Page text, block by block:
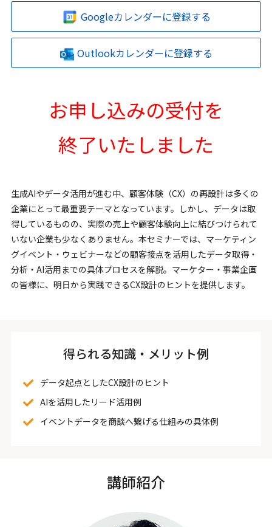
Googleカレンダーに登録する
Outlookカレンダーに登録する
お申し込みの受付を
終了いたしました
生成AIやデータ活用が進む中、顧客体験（CX）の再設計は多くの
企業にとって最重要テーマとなっています。しかし、データは取
得しているものの、実際の売上や顧客体験向上に結びつけられて
いない企業も少なくありません。本セミナーでは、マーケティン
グイベント・ウェビナーなどの顧客接点を活用したデータ取得・
分析・AI活用までの具体プロセスを解説。マーケター・事業企画
の皆様に、明日から実践できるCX設計のヒントを提供します。
得られる知識・メリット例
データ起点としたCX設計のヒント
AIを活用したリード活用例
イベントデータを商談へ繋げる仕組みの具体例
講師紹介